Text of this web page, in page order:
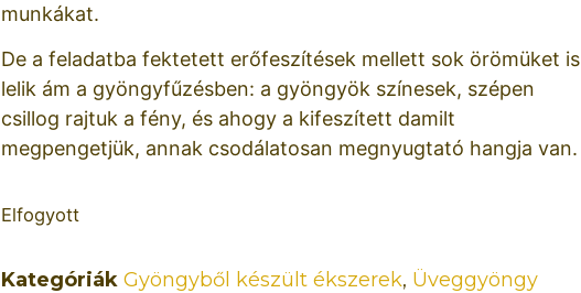
munkákat.
De a feladatba fektetett erőfeszítések mellett sok örömüket is
lelik ám a gyöngyfűzésben: a gyöngyök színesek, szépen
csillog rajtuk a fény, és ahogy a kifeszített damilt
megpengetjük, annak csodálatosan megnyugtató hangja van.
Elfogyott
Kategóriák Gyöngyből készült ékszerek, Üveggyöngy